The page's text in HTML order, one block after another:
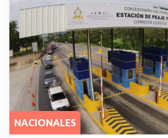
NACIONALES